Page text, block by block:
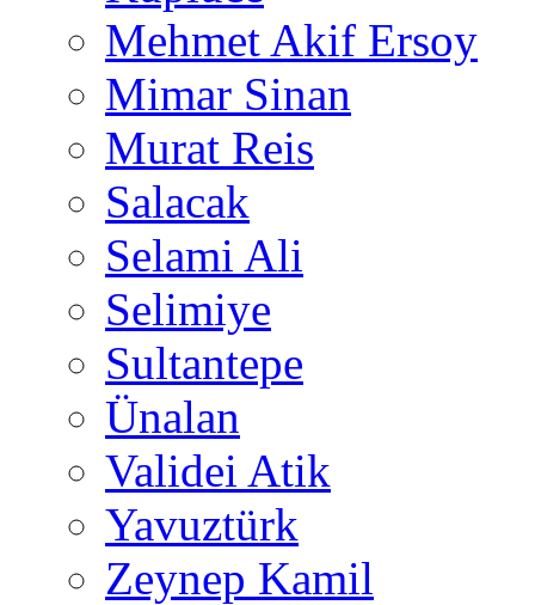
Mehmet Akif Ersoy
Mimar Sinan
Murat Reis
Salacak
Selami Ali
Selimiye
Sultantepe
Ünalan
Validei Atik
Yavuztürk
Zeynep Kamil